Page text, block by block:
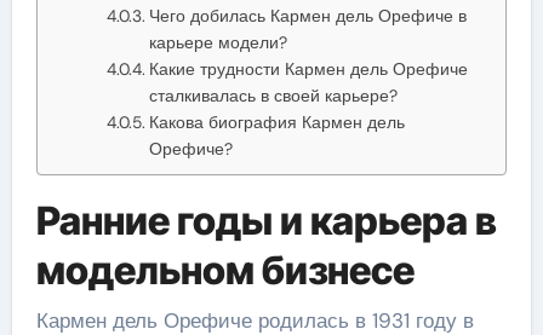
Чего добилась Кармен дель Орефиче в
карьере модели?
Какие трудности Кармен дель Орефиче
сталкивалась в своей карьере?
Какова биография Кармен дель
Орефиче?
Ранние годы и карьера в
модельном бизнесе
Кармен дель Орефиче родилась в 1931 году в